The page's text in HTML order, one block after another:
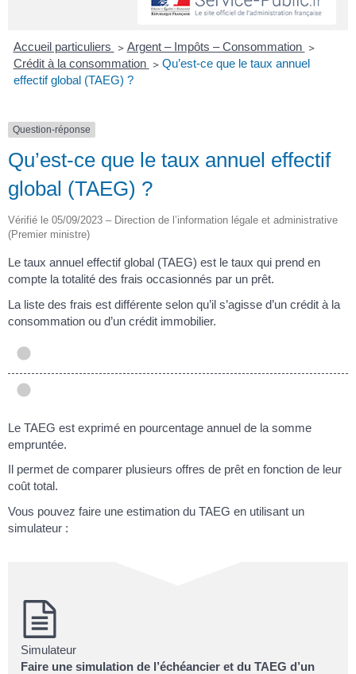
Accueil particuliers > Argent – Impôts – Consommation >
Crédit à la consommation > Qu’est-ce que le taux annuel
effectif global (TAEG) ?
Question-réponse
Qu’est-ce que le taux annuel effectif
global (TAEG) ?
Vérifié le 05/09/2023 – Direction de l’information légale et administrative
(Premier ministre)
Le taux annuel effectif global (TAEG) est le taux qui prend en
compte la totalité des frais occasionnés par un prêt.
La liste des frais est différente selon qu’il s’agisse d’un crédit à la
consommation ou d’un crédit immobilier.
Le TAEG est exprimé en pourcentage annuel de la somme
empruntée.
Il permet de comparer plusieurs offres de prêt en fonction de leur
coût total.
Vous pouvez faire une estimation du TAEG en utilisant un
simulateur :
Simulateur
Faire une simulation de l’échéancier et du TAEG d’un